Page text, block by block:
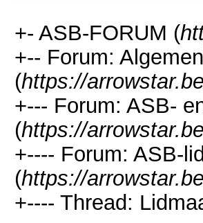
+- ASB-FORUM (
+-- Forum:
(https://
+--- Forum: ASB-
(https://
+---- Forum: ASB-
(https://
+---- Thread: